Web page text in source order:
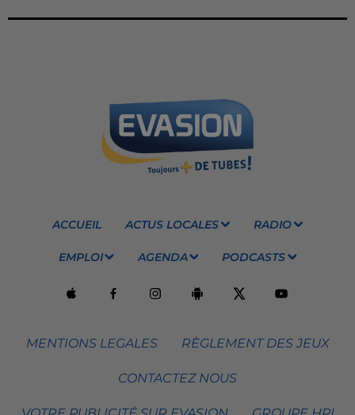
ACCUEIL ACTUS LOCALES RADIO
EMPLOI AGENDA PODCASTS
MENTIONS LEGALES RÈGLEMENT DES JEUX
CONTACTEZ NOUS